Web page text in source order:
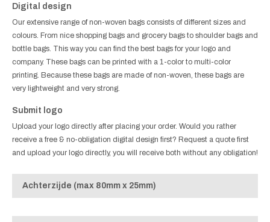
Digital design
Our extensive range of non-woven bags consists of different sizes and
colours. From nice shopping bags and grocery bags to shoulder bags and
bottle bags. This way you can find the best bags for your logo and
company. These bags can be printed with a 1-color to multi-color
printing. Because these bags are made of non-woven, these bags are
very lightweight and very strong.
Submit logo
Upload your logo directly after placing your order. Would you rather
receive a free & no-obligation digital design first? Request a quote first
and upload your logo directly, you will receive both without any obligation!
Achterzijde (max 80mm x 25mm)